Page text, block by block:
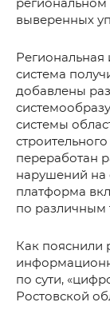
региональном
выверенных
система
добавлены
системы
переработан
нарушений на
платформа
по различным
Как пояснили
по сути,
Ростовской